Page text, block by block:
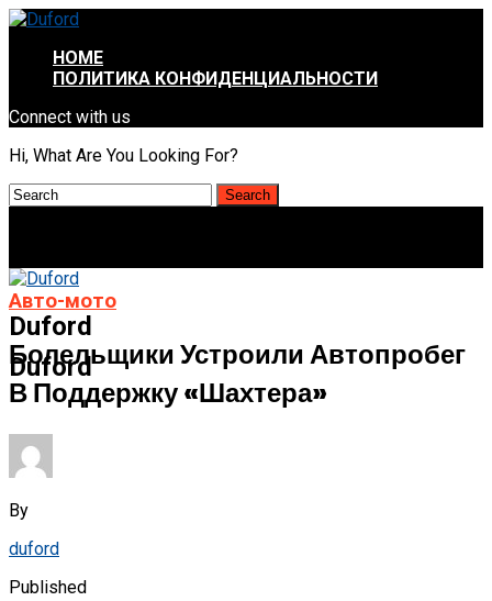
HOME
ПОЛИТИКА КОНФИДЕНЦИАЛЬНОСТИ
Connect with us
Hi, What Are You Looking For?
Duford
Duford
Авто-мото
Болельщики Устроили Автопробег
В Поддержку «Шахтера»
By
duford
Published